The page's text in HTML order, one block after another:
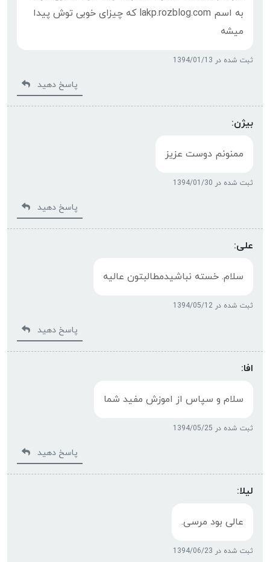
به اسم lakp.rozblog.com که چیزای خوبی توش پیدا
میشه
ثبت شده در 1394/01/13
پاسخ دهید
بیژن:
ممنونم دوست عزیز
ثبت شده در 1394/01/30
پاسخ دهید
علی:
سلام. خسته نباشیدمطالبتون عالیه
ثبت شده در 1394/05/12
پاسخ دهید
افا:
سلام و سپاس از اموزش مفید شما
ثبت شده در 1394/05/25
پاسخ دهید
لیلا:
عالی بود مرسی.
ثبت شده در 1394/06/23